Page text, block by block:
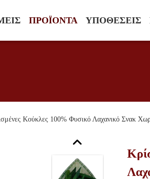
ΠΡΟΪΌΝΤΑ ΥΠΟΘΈΣΕΙΣ
Κούκλες 100% Φυσικό Λαχανικό Σνακ